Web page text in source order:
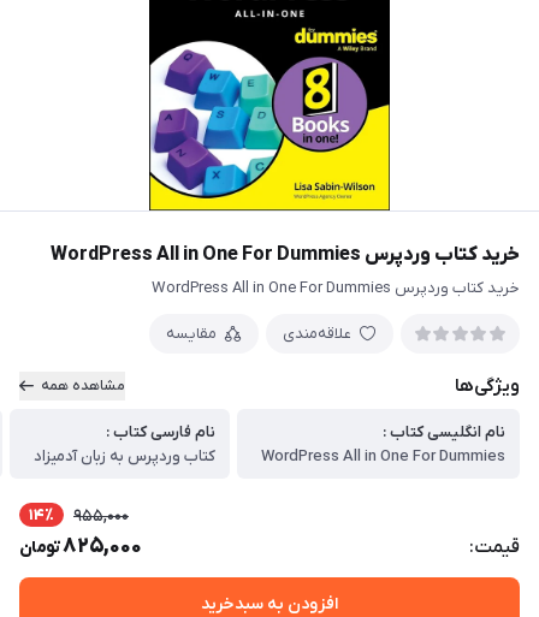
خرید کتاب وردپرس WordPress All in One For Dummies
خرید کتاب وردپرس WordPress All in One For Dummies
علاقه‌مندی مقایسه
ویژگی‌ها مشاهده همه
نام انگلیسی کتاب :
WordPress All in One For Dummies
نام فارسی کتاب :
کتاب وردپرس به زبان آدمیزاد
قیمت:
955,000 14٪
825,000تومان
افزودن به سبدخرید